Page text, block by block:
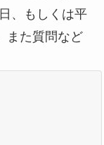
、もしくは平
また質問など